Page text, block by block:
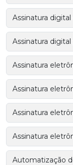
Assinatura
Assinatura
Assinatura
Assinatura
Assinatura
Assinatura
Automatização